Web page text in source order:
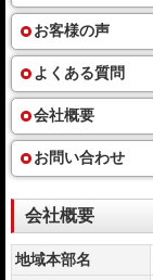
お客様の声
よくある質問
会社概要
お問い合わせ
会社概要
地域本部名